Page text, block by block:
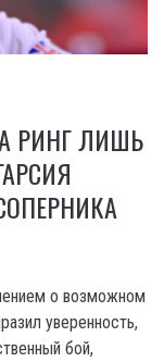
РИНГ ЛИШЬ
о возможном
уверенность,
бой,